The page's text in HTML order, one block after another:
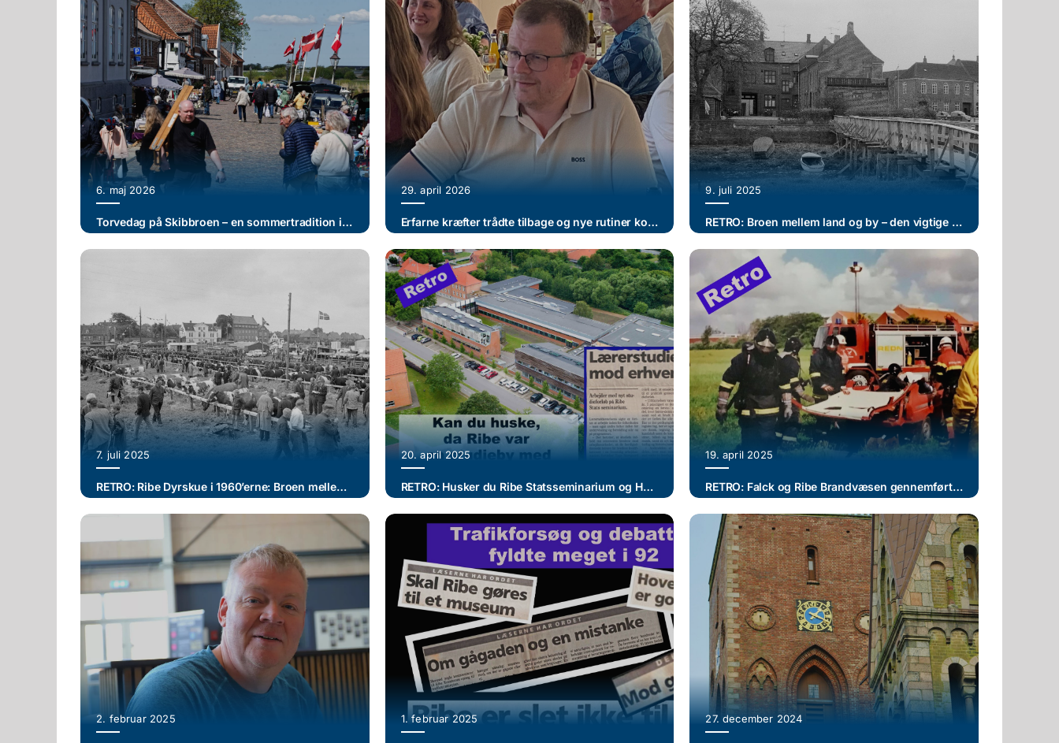
Vand og Trafik
Sport
Kultur
Musik
Mærkedage
Så’ det sagt!
Retro
Dødsfald
6. maj 2026
Torvedag på Skibbroen – en sommertradition i Ribe
29. april 2026
Erfarne kræfter trådte tilbage og nye rutiner kom til
9. juli 2025
RETRO: Broen mellem land og by – den vigtige adgang til Ribe Dyrskue på Hovedengen (II)
7. juli 2025
RETRO: Ribe Dyrskue i 1960’erne: Broen mellem by og land – og år med rekorder (I)
20. april 2025
RETRO: Husker du Ribe Statsseminarium og HF? Måske var du studerende eller udlejede bolig til studerende?
19. april 2025
RETRO: Falck og Ribe Brandvæsen gennemførte storstilet øvelse på Hovedengen
2. februar 2025 1. februar 2025 27. december 2024